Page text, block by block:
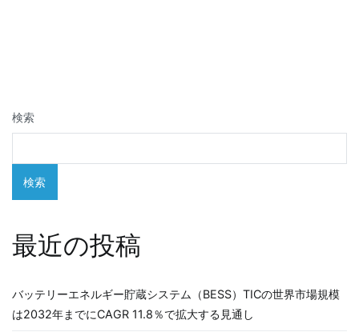
検索
検索
最近の投稿
バッテリーエネルギー貯蔵システム（BESS）TICの世界市場規模
は2032年までにCAGR 11.8％で拡大する見通し